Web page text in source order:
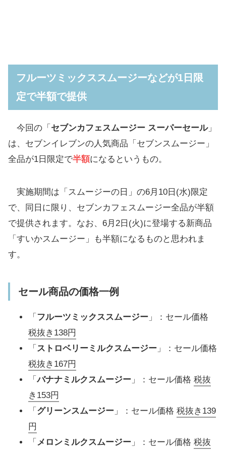
フルーツミックススムージーなどが1日限
定で半額で提供
今回の「 セブンカフェスムージー スーパーセール」
は、セブンイレブンの人気商品「セブンスムージー」
全品が1日限定で半額になるというもの。
実施期間は「スムージーの日」の6月10日(水)限定
で、同日に限り、セブンカフェスムージー全品が半額
で提供されます。なお、6月2日(火)に登場する新商品
「すいかスムージー」も半額になるものと思われま
す。
セール商品の価格一例
「 フルーツミックススムージー 」：セール価格
税抜き138円
「 ストロベリーミルクスムージー 」：セール価格
税抜き167円
「バナナミルクスムージー 」：セール価格 税抜
き153円
「 グリーンスムージー 」：セール価格 税抜き139
円
「 メロンミルクスムージー 」：セール価格 税抜